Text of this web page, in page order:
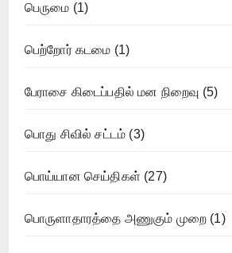
பெருமை (1)
பெற்றோர் கடமை (1)
பேராசை கிடைப்பதில் மன நிறைவு (5)
பொது சிவில் சட்டம் (3)
பொய்யான செய்திகள் (27)
பொருளாதாரத்தை அணுகும் முறை (1)